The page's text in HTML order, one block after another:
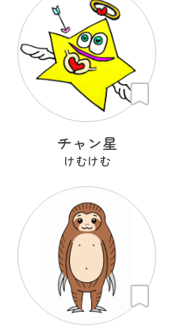
チャン星
けむけむ